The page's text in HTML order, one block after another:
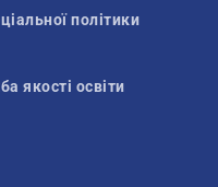
політики
якості освіти